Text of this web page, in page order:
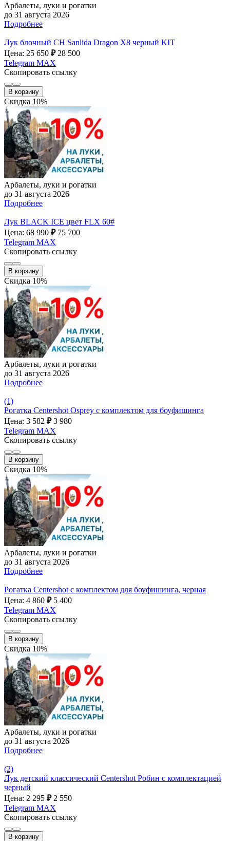
Арбалеты, луки и рогатки
до 31 августа 2026
Подробнее
Лук блочный CH Sanlida Dragon X8 черный KIT
Цена: 25 650 ₽ 28 500
Telegram MAX
Скопировать ссылку
В корзину
Скидка 10%
Арбалеты, луки и рогатки
до 31 августа 2026
Подробнее
Лук BLACK ICE цвет FLX 60#
Цена: 68 990 ₽ 75 700
Telegram MAX
Скопировать ссылку
В корзину
Скидка 10%
Арбалеты, луки и рогатки
до 31 августа 2026
Подробнее
(1)
Рогатка Centershot Osprey с комплектом для боуфишинга
Цена: 3 582 ₽ 3 980
Telegram MAX
Скопировать ссылку
В корзину
Скидка 10%
Арбалеты, луки и рогатки
до 31 августа 2026
Подробнее
Рогатка Centershot с комплектом для боуфишинга, черная
Цена: 4 860 ₽ 5 400
Telegram MAX
Скопировать ссылку
В корзину
Скидка 10%
Арбалеты, луки и рогатки
до 31 августа 2026
Подробнее
(2)
Лук детский классический Centershot Робин с комплектацией
черный
Цена: 2 295 ₽ 2 550
Telegram MAX
Скопировать ссылку
В корзину